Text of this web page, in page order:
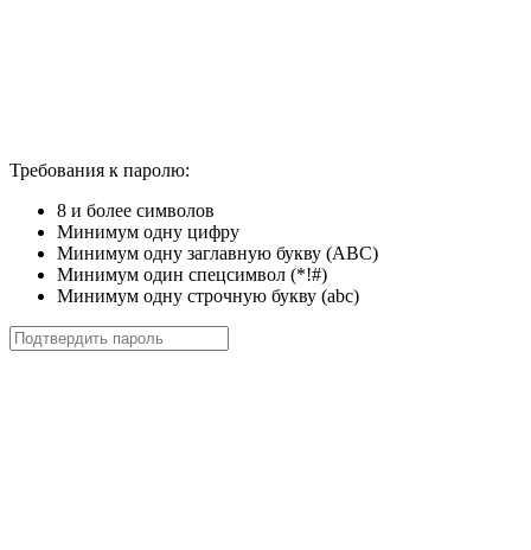
Требования к паролю:
8 и более символов
Минимум одну цифру
Минимум одну заглавную букву (ABC)
Минимум один спецсимвол (*!#)
Минимум одну строчную букву (abc)